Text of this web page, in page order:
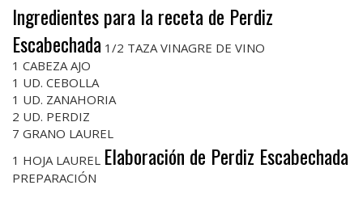
Ingredientes para la receta de Perdiz
Escabechada 1/2 TAZA VINAGRE DE VINO
1 CABEZA AJO
1 UD. CEBOLLA
1 UD. ZANAHORIA
2 UD. PERDIZ
7 GRANO LAUREL
1 HOJA LAUREL Elaboración de Perdiz Escabechada
PREPARACIÓN